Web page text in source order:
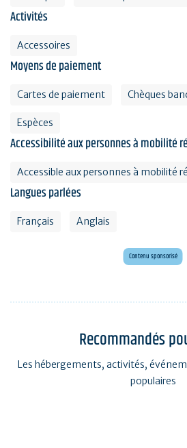
Activités
Accessoires
Moyens de paiement
Cartes de paiement Chèques
Espèces
Accessibilité aux personnes à mobilité
Accessible aux personnes à mobilité
Langues parlées
Français Anglais
Contenu sponsorisé
Voyagez en Préhistoire !
Recommandés
Les hébergements, activités,
populaires